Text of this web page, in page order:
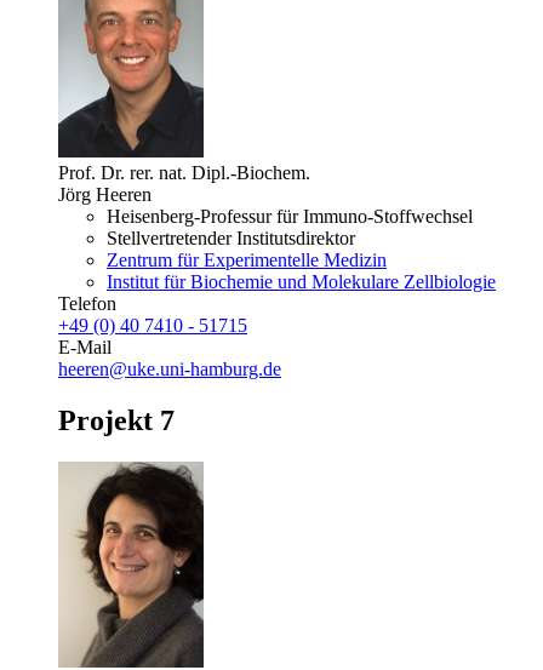
Prof. Dr. rer. nat. Dipl.-Biochem.
Jörg Heeren
Heisenberg-Professur für Immuno-Stoffwechsel
Stellvertretender Institutsdirektor
Zentrum für Experimentelle Medizin
Institut für Biochemie und Molekulare Zellbiologie
Telefon
+49 (0) 40 7410 - 51715
E-Mail
heeren@uke.uni-hamburg.de
Projekt 7